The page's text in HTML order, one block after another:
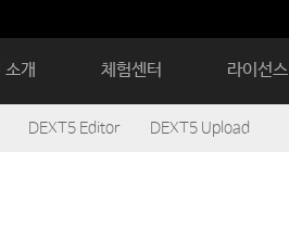
소개 체험센터 라이선스
DEXT5 Editor DEXT5 Upload